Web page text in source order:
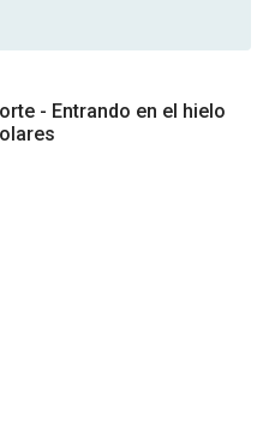
- Entrando en el hielo